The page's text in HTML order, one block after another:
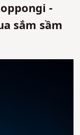
-
sắm sầm